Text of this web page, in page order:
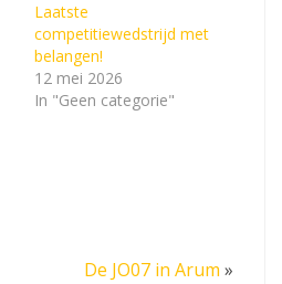
Laatste
competitiewedstrijd met
belangen!
12 mei 2026
In "Geen categorie"
De JO07 in Arum »